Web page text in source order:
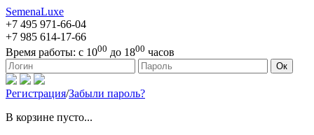
SemenaLuxe
+7 495 971-66-04
+7 985 614-17-66
Время работы: с 1000 до 1800 часов
127473, г. Москва, ул. Краснопролетарская, д. 16, стр. 1 Ок
Регистрация/Забыли пароль?
В корзине пусто...